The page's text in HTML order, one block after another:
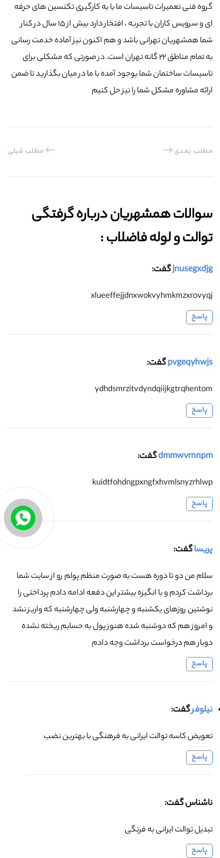
گروه فنی تعمیرات تاسیسات ما با به‌ کارگیری تکنسین های حرفه
ای و سرویس کاران با تجربه ، افتخار دارد بیش از ۱۵ سال در کنار
شما همشهریان تهرانی باشد و هم اکنون نیز آماده خدمت رسانی
به تمام مناطق ۲۲ گانه تهران است. در صورتی که مشکلی برای
تاسیسات ساختمان شما بوجود آمده با ما در میان بگذارید تا ضمن
ارائه مشاوره مشکل شما را نیز حل کنیم
مطلب قبلی مطلب بعدی
سوالات همشهریان درباره گرفتگی
توالت و لوله فاضلاب :‌
jnusegxdjgگفت:
xlueeffejjdnxwokvyhmkmzxrovyqj
پاسخ
pvgeqyhwjsگفت:
ydhdsmrzitvdyndqiijkgtrqhentom
پاسخ
dmmwvrnnpmگفت:
kuidtfohdngpxngfxhvmlsnyzrhlwp
پاسخ
پریساگفت:
سلام من دو تا دوره هست به صورت منظم پولم رو از سایت شما
برداشت کردم و با انگیزه بیشتر این دفعه ادامه دادم پرداختی را
نوشتین روزهای یکشنبه و چهارشنبه ولی چهارشنبه که واریز نشد
و امروز هم که دوشنبه شده هنوز پول به حسابم ریخته نشده
دوبار هم درخواست برداشت وجه دادم
پاسخ
نیلوفرگفت:
تعویض کاسه توالت ایرانی به فرهنگی با بهترین نضب
پاسخ
ناشناس گفت:
تبدیل توالت ایرانی به فرنگی
پاسخ